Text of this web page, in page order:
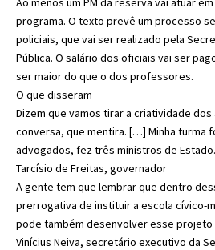
programa. O texto prevê um processo
policiais, que vai ser realizado pela
Pública. O salário dos oficiais vai ser
ser maior do que o dos professores.
O que disseram
Dizem que vamos tirar a criatividade dos
conversa, que mentira. […] Minha turma
advogados, fez três ministros de Estado.
Tarcísio de Freitas, governador
A gente tem que lembrar que dentro
prerrogativa de instituir a escola cívico-
pode também desenvolver esse projeto
Vinícius Neiva, secretário executivo da